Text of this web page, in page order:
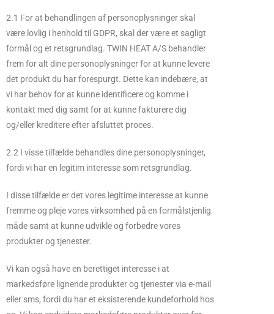
2.1 For at behandlingen af personoplysninger skal
være lovlig i henhold til GDPR, skal der være et sagligt
formål og et retsgrundlag. TWIN HEAT A/S behandler
frem for alt dine personoplysninger for at kunne levere
det produkt du har forespurgt. Dette kan indebære, at
vi har behov for at kunne identificere og komme i
kontakt med dig samt for at kunne fakturere dig
og/eller kreditere efter afsluttet proces.
2.2 I visse tilfælde behandles dine personoplysninger,
fordi vi har en legitim interesse som retsgrundlag.
I disse tilfælde er det vores legitime interesse at kunne
fremme og pleje vores virksomhed på en formålstjenlig
måde samt at kunne udvikle og forbedre vores
produkter og tjenester.
Vi kan også have en berettiget interesse i at
markedsføre lignende produkter og tjenester via e-mail
eller sms, fordi du har et eksisterende kundeforhold hos